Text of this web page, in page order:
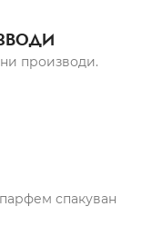
производи.
спакуван